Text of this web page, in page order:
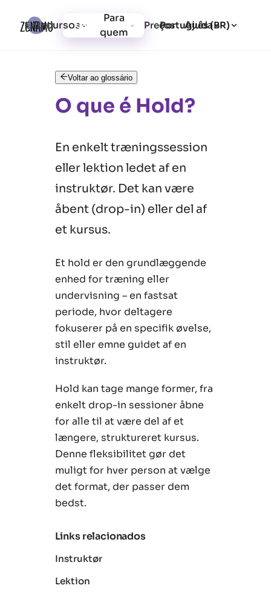
Recursos
Para
quem
Preços Ajuda
Entrar Cadastrar-se Português (BR)
Voltar ao glossário
O que é Hold?
En enkelt træningssession
eller lektion ledet af en
instruktør. Det kan være
åbent (drop-in) eller del af
et kursus.
Et hold er den grundlæggende
enhed for træning eller
undervisning – en fastsat
periode, hvor deltagere
fokuserer på en specifik øvelse,
stil eller emne guidet af en
instruktør.
Hold kan tage mange former, fra
enkelt drop-in sessioner åbne
for alle til at være del af et
længere, struktureret kursus.
Denne fleksibilitet gør det
muligt for hver person at vælge
det format, der passer dem
bedst.
Links relacionados
Instruktør
Lektion